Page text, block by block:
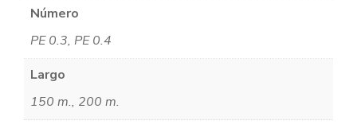
Número
PE 0.3, PE 0.4
Largo
150 m., 200 m.